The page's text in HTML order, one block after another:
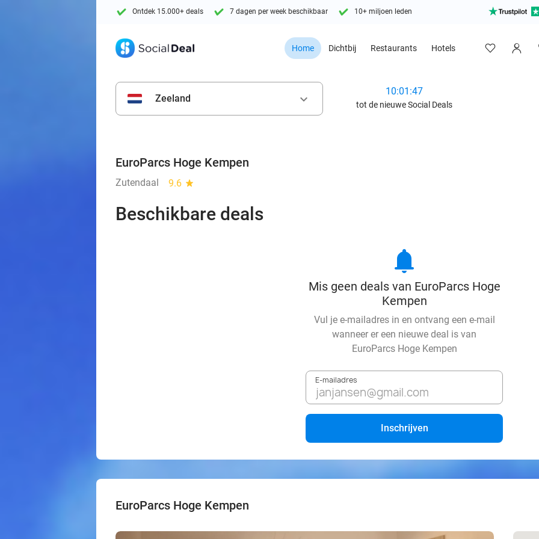
Ontdek 15.000+ deals 7 dagen per week beschikbaar 10+ miljoen leden
Home Dichtbij Restaurants Hotels
Zeeland keyboard_arrow_down
10:01:45
tot de nieuwe Social Deals
EuroParcs Hoge Kempen
Zutendaal 9.6 star
Beschikbare deals
notifications
Mis geen deals van EuroParcs Hoge
Kempen
Vul je e-mailadres in en ontvang een e-mail
wanneer er een nieuwe deal is van
EuroParcs Hoge Kempen
E-mailadres
Inschrijven
EuroParcs Hoge Kempen